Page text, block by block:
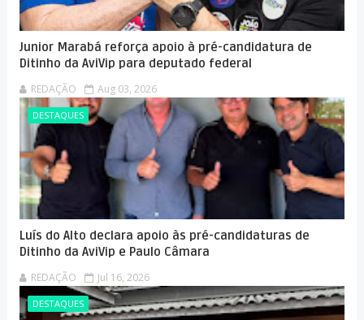
Junior Marabá reforça apoio à pré-candidatura de
Ditinho da AviVip para deputado federal
REDAÇÃO Aug 03, 2026
DESTAQUES
Luís do Alto declara apoio às pré-candidaturas de
Ditinho da AviVip e Paulo Câmara
REDAÇÃO Jul 16, 2026
DESTAQUES